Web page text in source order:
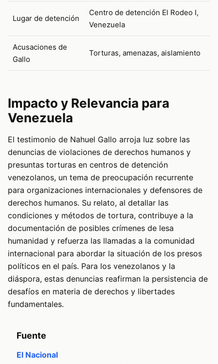
Lugar de detención
Centro de detención El Rodeo I,
Venezuela
Acusaciones de
Gallo
Torturas, amenazas, aislamiento
Impacto y Relevancia para
Venezuela
El testimonio de Nahuel Gallo arroja luz sobre las
denuncias de violaciones de derechos humanos y
presuntas torturas en centros de detención
venezolanos, un tema de preocupación recurrente
para organizaciones internacionales y defensores de
derechos humanos. Su relato, al detallar las
condiciones y métodos de tortura, contribuye a la
documentación de posibles crímenes de lesa
humanidad y refuerza las llamadas a la comunidad
internacional para abordar la situación de los presos
políticos en el país. Para los venezolanos y la
diáspora, estas denuncias reafirman la persistencia de
desafíos en materia de derechos y libertades
fundamentales.
Fuente
El Nacional